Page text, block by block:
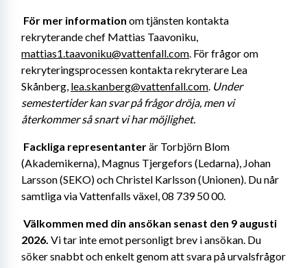
För mer information om tjänsten kontakta
mattias1.taavoniku@vattenfall.com. För frågor om
rekryteringsprocessen kontakta rekryterare Lea
Skånberg, lea.skanberg@vattenfall.com. Under
semestertider kan svar på frågor dröja, men vi
återkommer så snart vi har möjlighet.
Fackliga representanter är Torbjörn Blom
(Akademikerna), Magnus Tjergefors (Ledarna), Johan
Larsson (SEKO) och Christel Karlsson (Unionen). Du når
samtliga via Vattenfalls växel, 08 739 50 00.
Välkommen med din ansökan senast den 9 augusti
2026. Vi tar inte emot personligt brev i ansökan. Du
söker snabbt och enkelt genom att svara på urvalsfrågor